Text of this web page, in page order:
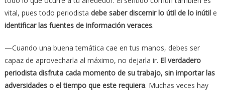
vital, pues todo periodista debe saber discernir lo útil de lo inútile
identificar las fuentes de información veraces.
—Cuando una buena temática cae en tus manos, debes ser
capaz de aprovecharla al máximo, no dejarla ir. El verdadero
periodista disfruta cada momento de su trabajo, sin importar las
adversidades o el tiempo que este requiera. Muchas veces hay